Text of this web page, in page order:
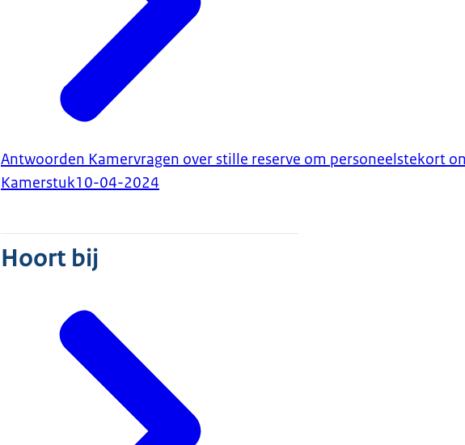
Antwoorden Kamervragen over stille reserve om personeelstekort
Kamerstuk10-04-2024
Hoort bij